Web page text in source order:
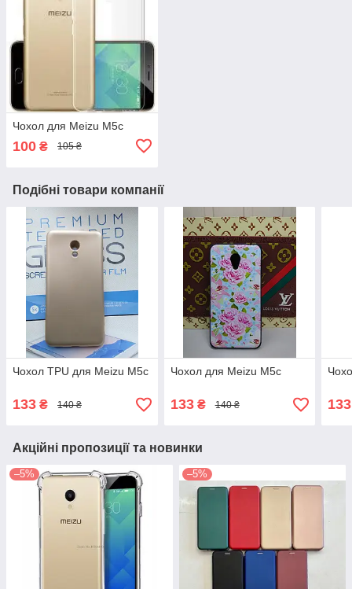
Чохол для Meizu M5c
100 ₴ 105 ₴
Подібні товари компанії
Чохол TPU для Meizu M5c
133 ₴ 140 ₴
Чохол для Meizu M5c
133₴ 140 ₴ 133
Акційні пропозиції та новинки
–5% –5%